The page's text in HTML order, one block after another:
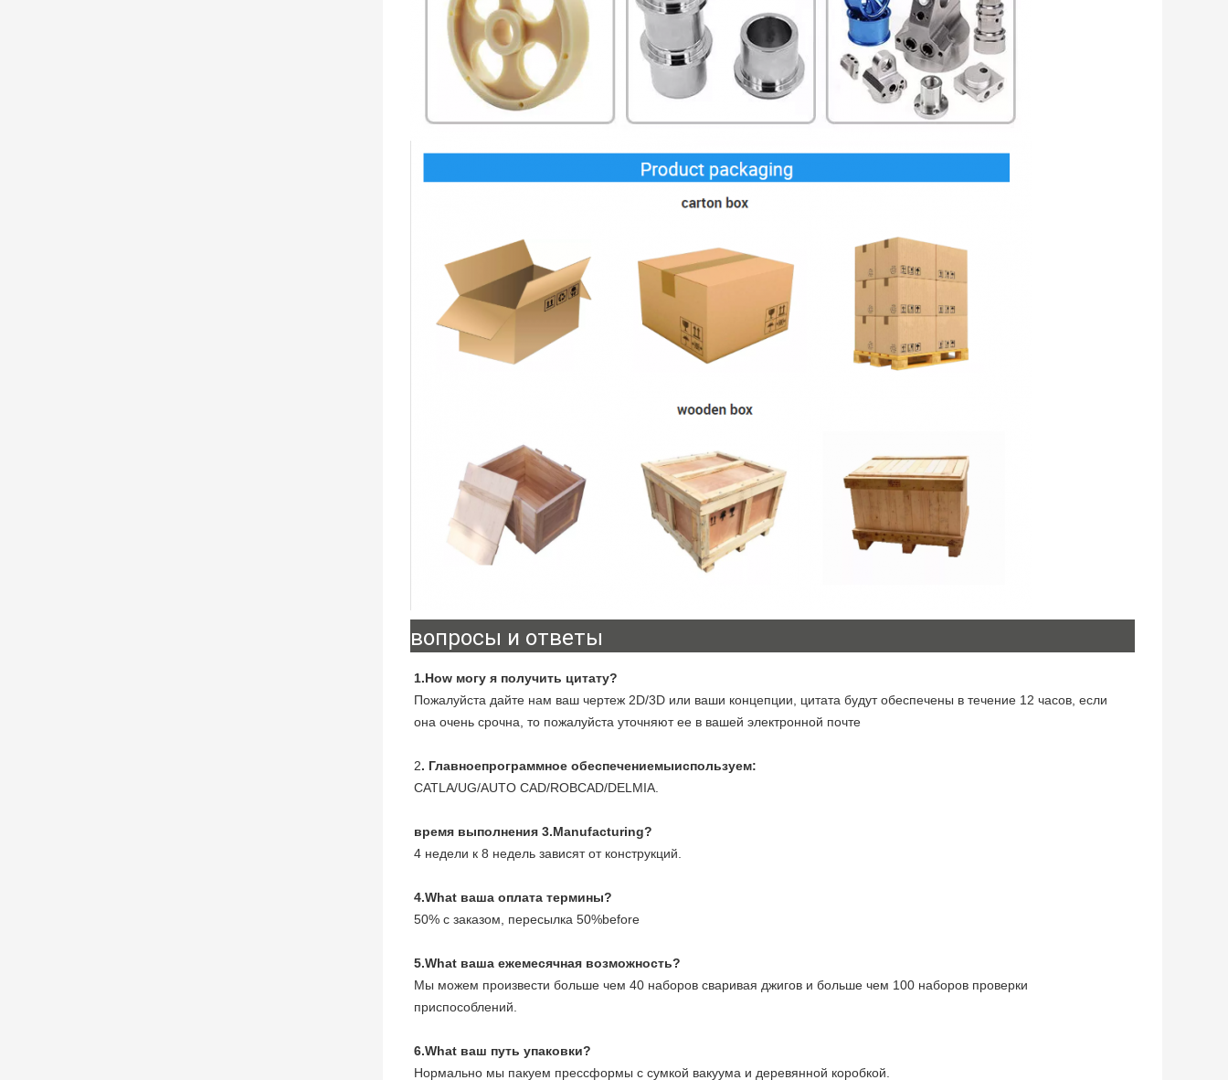
вопросы и ответы
1.How могу я получить цитату?
Пожалуйста дайте нам ваш чертеж 2D/3D или ваши концепции, цитата будут обеспечены в течение 12 часов, если
она очень срочна, то пожалуйста уточняют ее в вашей электронной почте
2. Главноепрограммное обеспечениемыиспользуем:
CATLA/UG/AUTO CAD/ROBCAD/DELMIA.
время выполнения 3.Manufacturing?
4 недели к 8 недель зависят от конструкций.
4.What ваша оплата термины?
50% с заказом, пересылка 50%before
5.What ваша ежемесячная возможность?
Мы можем произвести больше чем 40 наборов сваривая джигов и больше чем 100 наборов проверки
приспособлений.
6.What ваш путь упаковки?
Нормально мы пакуем прессформы с сумкой вакуума и деревянной коробкой.